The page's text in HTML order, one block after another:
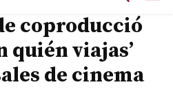
coproducció
quién viajas’
de cinema